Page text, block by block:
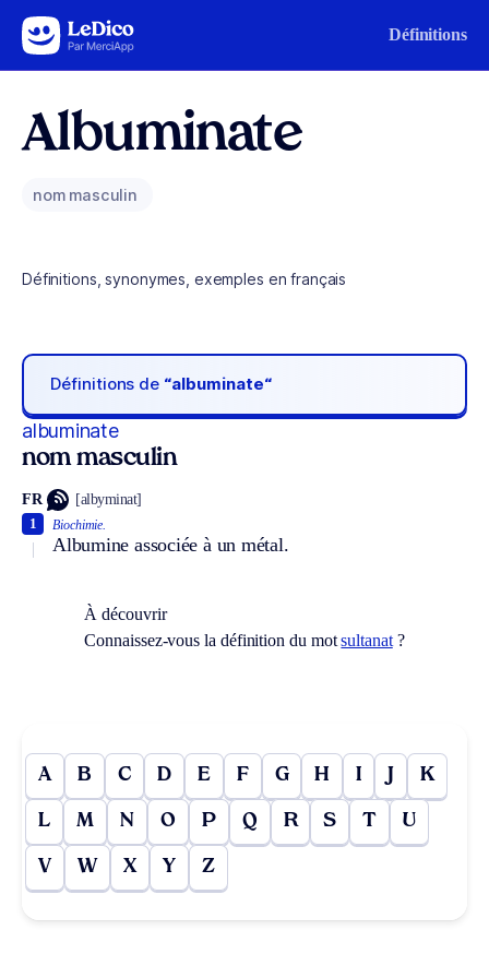
Aller au contenu Définitions
Albuminate
nom masculin
Définitions, synonymes, exemples en français
Définitions de “albuminate“
albuminate
nom masculin
FR [albyminat]
Biochimie.
Albumine associée à un métal.
1
À découvrir
Connaissez-vous la définition du motsultanat?
A B C D E F G H I J K
L M N O P Q R S T U
V W X Y Z